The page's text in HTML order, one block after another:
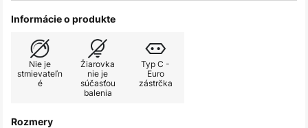
Informácie o produkte
Nie je
stmievateľn
é
Žiarovka
nie je
súčasťou
balenia
Typ C -
Euro
zástrčka
Rozmery